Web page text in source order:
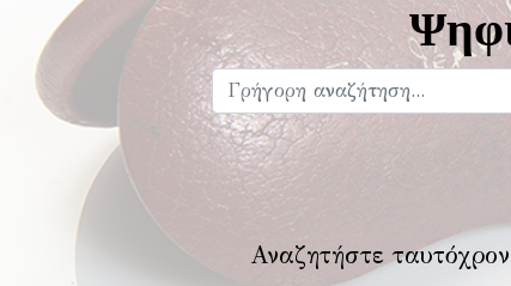
Αναζητήστε